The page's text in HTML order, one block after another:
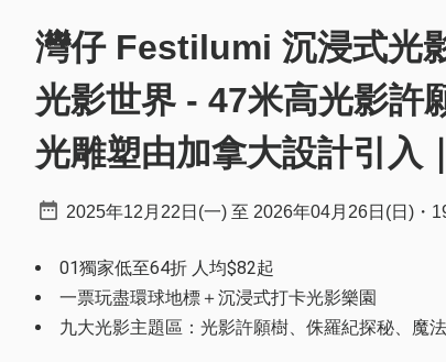
灣仔 Festilumi 沉浸式光
光影世界 - 47米高光影許
光雕塑由加拿大設計引入
2025年12月22日(一) 至 2026年04月26日(日) ・
01獨家低至64折 人均$82起
一票玩盡環球地標＋沉浸式打卡光影樂園
九大光影主題區：光影許願樹、侏羅紀探秘、魔